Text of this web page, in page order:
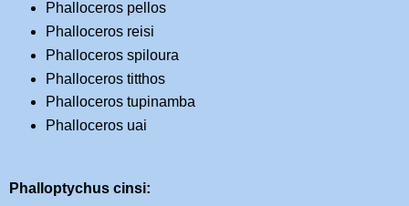
Phalloceros pellos
Phalloceros reisi
Phalloceros spiloura
Phalloceros titthos
Phalloceros tupinamba
Phalloceros uai
Phalloptychus cinsi: